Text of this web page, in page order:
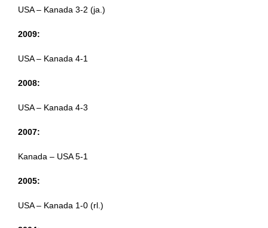
USA – Kanada 3-2 (ja.)
2009:
USA – Kanada 4-1
2008:
USA – Kanada 4-3
2007:
Kanada – USA 5-1
2005:
USA – Kanada 1-0 (rl.)